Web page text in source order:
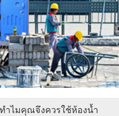
ำไมคุณจึงควรใช้ห้องน้ำ